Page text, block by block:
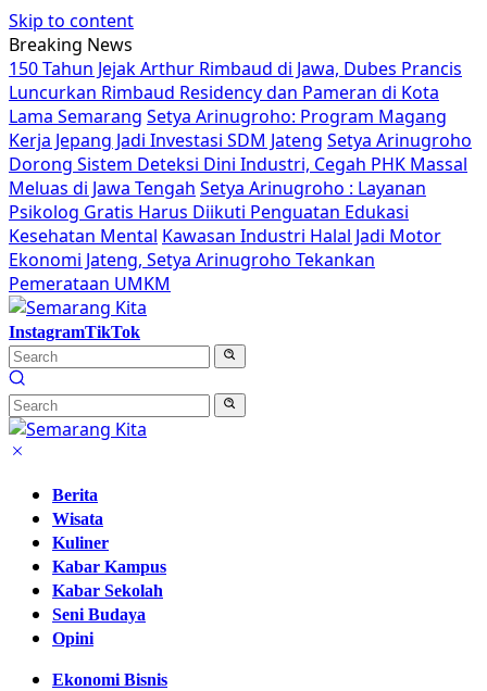
Skip to content
Breaking News
150 Tahun Jejak Arthur Rimbaud di Jawa, Dubes Prancis
Luncurkan Rimbaud Residency dan Pameran di Kota
Lama Semarang Setya Arinugroho: Program Magang
Kerja Jepang Jadi Investasi SDM Jateng Setya Arinugroho
Dorong Sistem Deteksi Dini Industri, Cegah PHK Massal
Meluas di Jawa Tengah Setya Arinugroho : Layanan
Psikolog Gratis Harus Diikuti Penguatan Edukasi
Kesehatan Mental Kawasan Industri Halal Jadi Motor
Ekonomi Jateng, Setya Arinugroho Tekankan
Pemerataan UMKM
InstagramTikTok
Berita
Wisata
Kuliner
Kabar Kampus
Kabar Sekolah
Seni Budaya
Opini
Ekonomi Bisnis